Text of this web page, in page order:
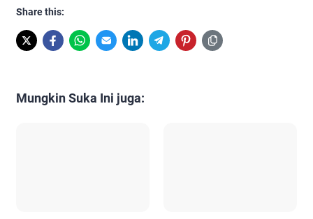
Share this:
Mungkin Suka Ini juga: